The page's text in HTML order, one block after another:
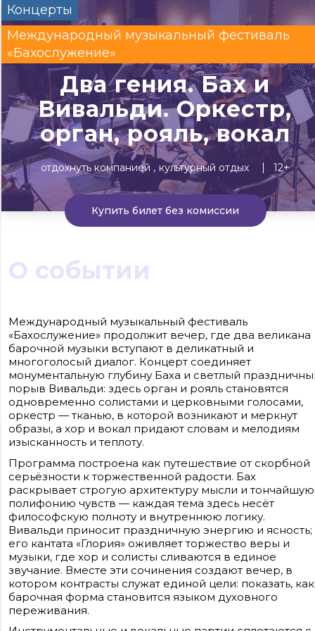
#билеты без комиссии
Сегодня Завтра
Событиям
Концерты Театр Детям Выставки
Концерты
Международный музыкальный фестиваль
«Бахослужение»
Два гения. Бах и
Вивальди. Оркестр,
орган, рояль, вокал
отдохнуть компанией культурный отдых 12+
Купить билет без комиссии
О событии
Международный музыкальный фестиваль
«Бахослужение» продолжит вечер, где два великана
барочной музыки вступают в деликатный и
многоголосый диалог. Концерт соединяет
монументальную глубину Баха и светлый
порыв Вивальди: здесь орган и рояль становятся
одновременно солистами и церковными голосами,
оркестр — тканью, в которой возникают и меркнут
образы, а хор и вокал придают словам и мелодиям
изысканность и теплоту.
Программа построена как путешествие от скорбной
серьёзности к торжественной радости. Бах
раскрывает строгую архитектуру мысли и тончайшую
полифонию чувств — каждая тема здесь несёт
философскую полноту и внутреннюю логику.
Вивальди приносит праздничную энергию и ясность;
его кантата «Глория» оживляет торжество веры и
музыки, где хор и солисты сливаются в единое
звучание. Вместе эти сочинения создают вечер, в
котором контрасты служат единой цели: показать, как
барочная форма становится языком духовного
переживания.
Сайт входит в медиагруппу «Западная пресса» ОГРН 1063906014743, ИНН
Контакты редакции: +7(4012) 310-124, news@klops.ru. Реклама: +7 (931) 107 50 00,
reklama@klops.ru. Афиша: +7(967) 351 20 51, reklama@klops.ru
Адрес редакции и учредителя: г. Калининград, ул. Рокоссовского, 16/18, пом. I,
оф. 2
Сетевое издание "Klops.ru", регистрационный номер и дата принятия
решения о регистрации: ЭЛ № ФС 77 - 78739 от 20 июля 2020 года,
зарегистрировано Федеральной службой по надзору в сфере связи,
информационных технологий и массовых коммуникаций (Роскомнадзор).
Учредитель: ООО "Русская медиагруппа "Западная Пресса". Главный
Фомченкова Кристина Владимировна
Материалы сайта, подписанные «CC 4.0» доступны по
лицензии Creative Commons «Attribution-ShareAlike»
(«Атрибуция — На тех же условиях») 4.0 Всемирная
Для использования остальных материалов необходимо
письменное согласие правообладателя